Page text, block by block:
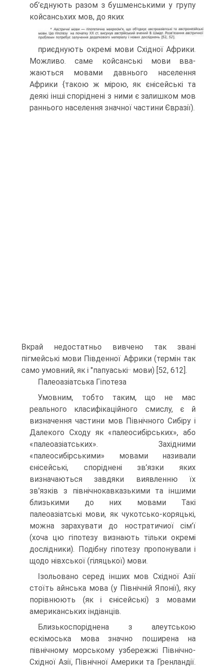
об’єднують разом з бушменськими у групу
койсансьхих мов, до яких
приєднують окремі мови Східної Африки.
Можливо. саме койсанські мови вва­
жаються мовами давнього населення
Африки {такою ж мірою, як єнісейські та
деякі інші споріднені з ними є залишком мов
раннього населення значної час­тини Євразії).
Вкрай недостатньо вивчено так звані
пігмейські мови Південної Африки (термін так
само умовний, як і "папуаські·· мови) [52, 612].
Палеоазіатська Гіпотеза
Умовним, тобто таким, що не мас
реального класифікаційного смислу, є й
визначення частини мов Пів­нічного Сибіру і
Далекого Сходу як «палеосибірських», або
«палеоазіатських». Західними
«палеосибірськими» мовами називали
єнісейські, споріднені зв’язки яких
визначаються завдяки виявленню їх
зв'язків з північнокавказькими та іншими
близькими до них мовами Такі
палеоазіатські мови, як чукотсько-ко­ряцькі,
можна зарахувати до ностратичиої сім’ї
(хоча цю гіпотезу визнають тіль­ки окремі
дослідники). Подібну гіпотезу пропонували і
щодо нівхської (гіляць­кої) мови.
Ізольовано серед інших мов Східної Азії
стоїть айнська мова (у Північній Японії), яку
порівнюють (як і єнісейські) з мовами
американських індіанців.
Близькоспоріднена з алеутською
ескімоська мова значно поширена на
північному морському узбережжі Північно-
Східної Азії, Північної Америки та Гренландії.